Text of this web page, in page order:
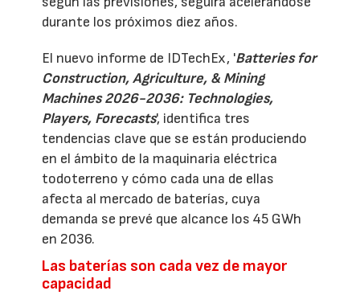
durante los próximos diez años.
El nuevo informe de IDTechEx, 'Batteries for
Construction, Agriculture, & Mining
Machines 2026-2036: Technologies,
Players, Forecasts', identifica tres
tendencias clave que se están produciendo
en el ámbito de la maquinaria eléctrica
todoterreno y cómo cada una de ellas
afecta al mercado de baterías, cuya
demanda se prevé que alcance los 45 GWh
en 2036.
Las baterías son cada vez de mayor
capacidad